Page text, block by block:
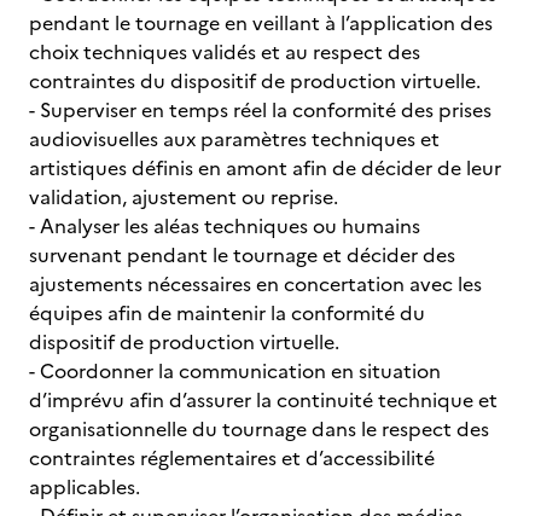
pendant le tournage en veillant à l’application des
choix techniques validés et au respect des
contraintes du dispositif de production virtuelle.
- Superviser en temps réel la conformité des prises
audiovisuelles aux paramètres techniques et
artistiques définis en amont afin de décider de leur
validation, ajustement ou reprise.
- Analyser les aléas techniques ou humains
survenant pendant le tournage et décider des
ajustements nécessaires en concertation avec les
équipes afin de maintenir la conformité du
dispositif de production virtuelle.
- Coordonner la communication en situation
d’imprévu afin d’assurer la continuité technique et
organisationnelle du tournage dans le respect des
contraintes réglementaires et d’accessibilité
applicables.